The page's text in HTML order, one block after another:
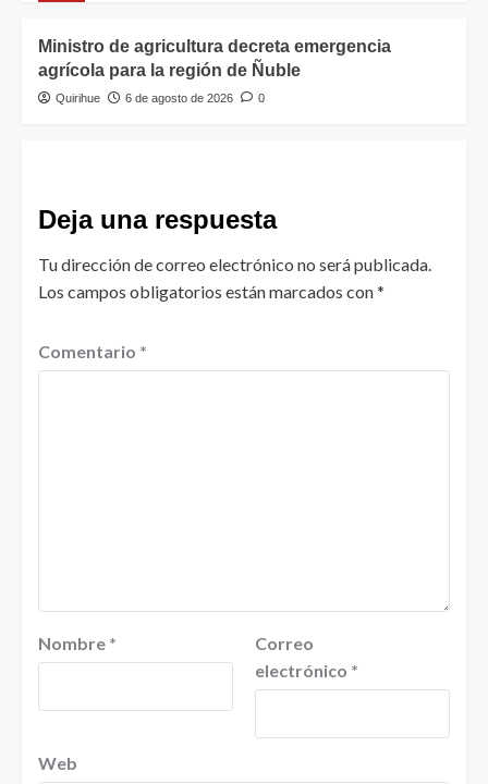
Ministro de agricultura decreta emergencia
agrícola para la región de Ñuble
Quirihue 6 de agosto de 2026 0
Deja una respuesta
Tu dirección de correo electrónico no será publicada.
Los campos obligatorios están marcados con*
Comentario *
Nombre *
Correo
electrónico *
Web